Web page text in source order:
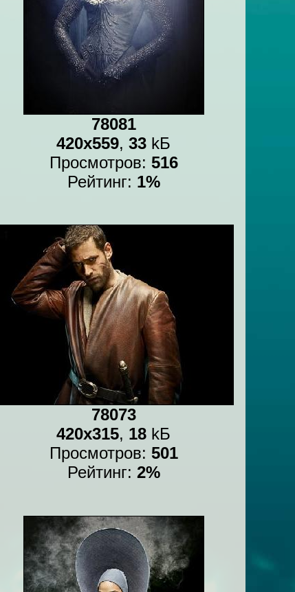
78081
420x559, 33 kБ
Просмотров: 516
Рейтинг: 1%
78073
420x315, 18 kБ
Просмотров: 501
Рейтинг: 2%